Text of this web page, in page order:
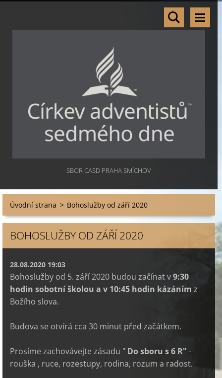
SBOR CASD PRAHA SMÍCHOV
Úvodní strana > Bohoslužby od září 2020
BOHOSLUŽBY OD ZÁŘÍ 2020
28.08.2020 19:03
Bohoslužby od 5. září 2020 budou začínat v9:30
hodin sobotní školou a v 10:45 hodin kázáním z
Božího slova.
Budova se otvírá cca 30 minut před začátkem.
Prosíme zachovávejte zásadu " Do sboru s 6 R" -
rouška , ruce, rozestupy, rodina, rozum a radost.